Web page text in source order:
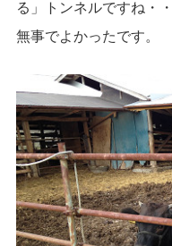
る」トンネルですね・・
無事でよかったです。